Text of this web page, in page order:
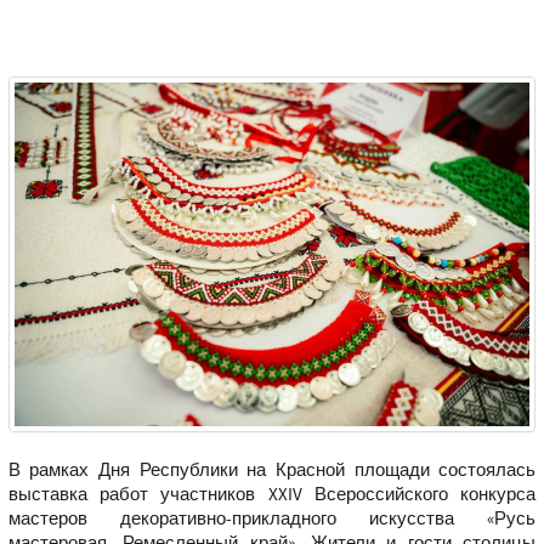
В рамках Дня Республики на Красной площади состоялась
выставка работ участников XXIV Всероссийского конкурса
мастеров декоративно-прикладного искусства «Русь